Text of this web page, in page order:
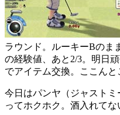
ラウンド。ルーキーBのま
の経験値、あと2/3。明日
でアイテム交換。ここん
今日はパンヤ（ジャスト
ってホクホク。酒入れてな